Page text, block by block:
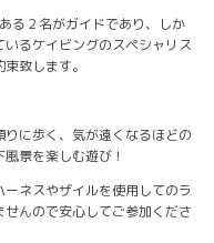
る２名がガイドであり、しか
るケイビングのスペシャリス
致します。
に歩く、気が遠くなるほどの
景を楽しむ遊び！
ネスやザイルを使用してのラ
んので安心してご参加くださ